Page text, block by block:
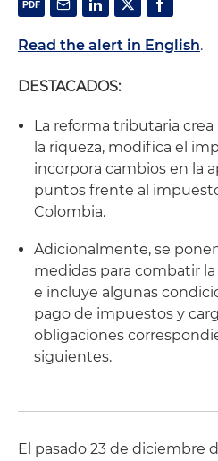
Read the alert in English.
DESTACADOS:
La reforma tributaria
la riqueza, modifica el
incorpora cambios en la
puntos frente al
Colombia.
Adicionalmente, se
medidas para combatir
e incluye algunas
pago de impuestos y
obligaciones
siguientes.
El pasado 23 de diciembre